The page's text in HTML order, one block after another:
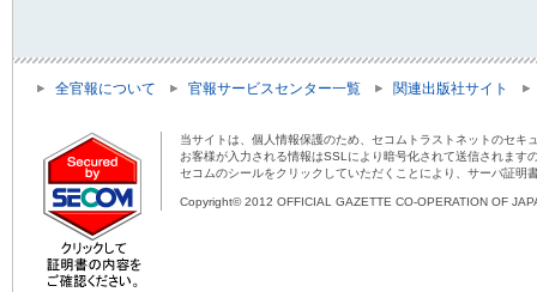
全官報について 官報サービスセンター一覧 関連出版社サイト
当サイトは、個人情報保護のため、セコムトラストネットのセキ
お客様が入力される情報はSSLにより暗号化されて送信されま
セコムのシールをクリックしていただくことにより、サーバ証明
Copyright© 2012 OFFICIAL GAZETTE CO-OPERATION OF